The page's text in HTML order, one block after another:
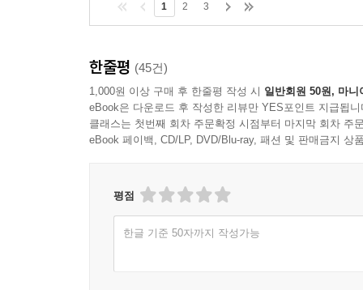
1 2 3
한줄평 (45건)
1,000원 이상 구매 후 한줄평 작성 시 일반회원 50원, 마니
eBook은 다운로드 후 작성한 리뷰만 YES포인트 지급됩니
클래스는 첫번째 회차 주문확정 시점부터 마지막 회차 주
eBook 페이백, CD/LP, DVD/Blu-ray, 패션 및 판매금지 상
평점
한글 기준 50자까지 작성가능